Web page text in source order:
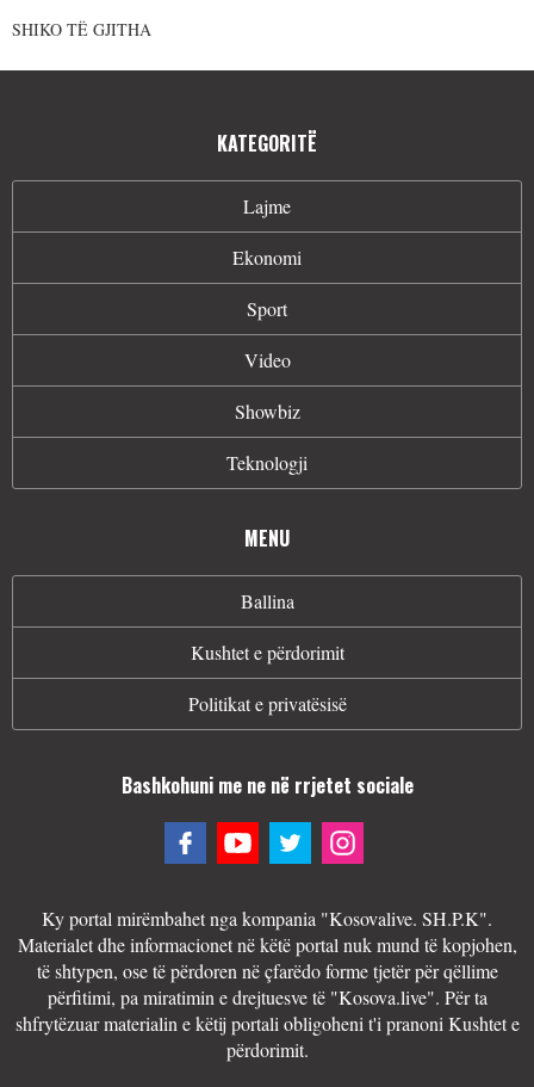
SHIKO TË GJITHA
KATEGORITË
Lajme
Ekonomi
Sport
Video
Showbiz
Teknologji
MENU
Ballina
Kushtet e përdorimit
Politikat e privatësisë
Bashkohuni me ne në rrjetet sociale
Ky portal mirëmbahet nga kompania "Kosovalive. SH.P.K".
Materialet dhe informacionet në këtë portal nuk mund të kopjohen,
të shtypen, ose të përdoren në çfarëdo forme tjetër për qëllime
përfitimi, pa miratimin e drejtuesve të "Kosova.live". Për ta
shfrytëzuar materialin e këtij portali obligoheni t'i pranoni Kushtet e
përdorimit.